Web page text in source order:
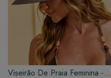
Viseirão De Praia Feminina -